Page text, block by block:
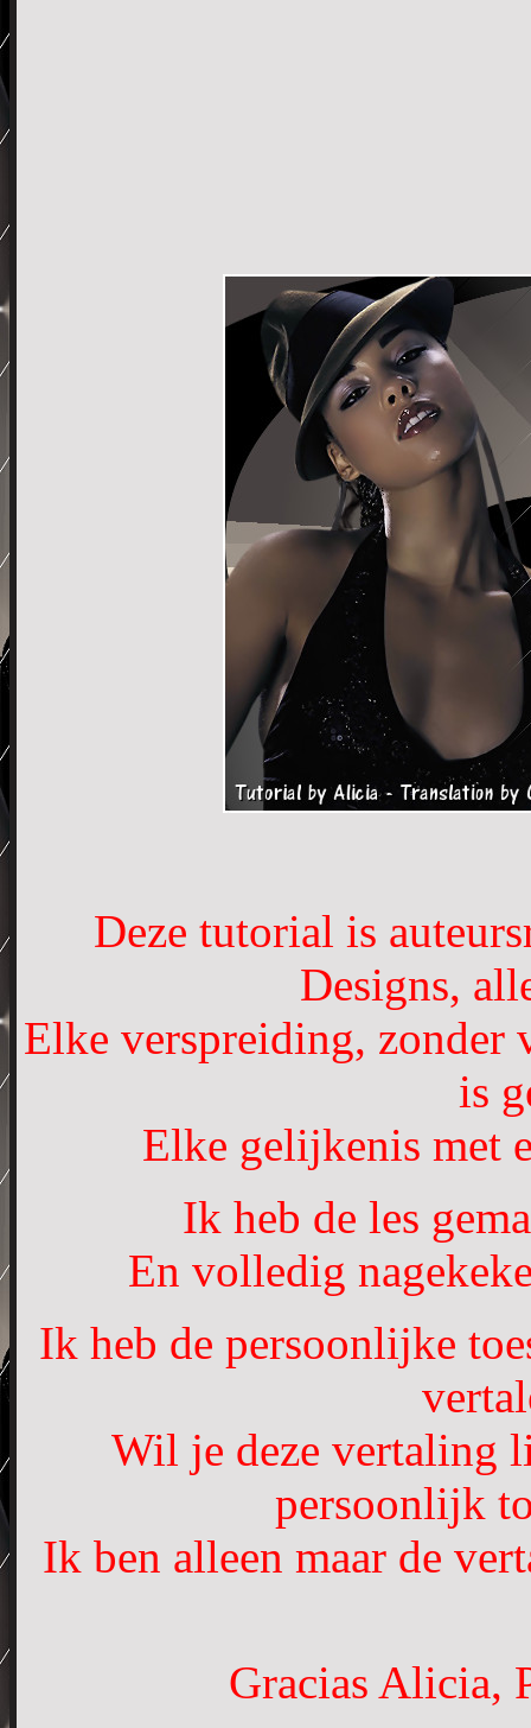
Deze tutorial is
Designs,
Elke verspreiding, zonder
is
Elke gelijkenis met
Ik heb de les
En volledig
Ik heb de persoonlijke
Wil je deze vertaling
persoonlijk
Ik ben alleen maar de
Gracias Alicia,